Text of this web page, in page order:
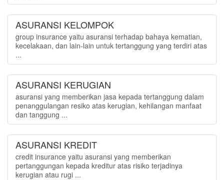
ASURANSI KELOMPOK
group insurance yaitu asuransi terhadap bahaya kematian,
kecelakaan, dan lain-lain untuk tertanggung yang terdiri atas
...
ASURANSI KERUGIAN
asuransi yang memberikan jasa kepada tertanggung dalam
penanggulangan resiko atas kerugian, kehilangan manfaat
dan tanggung ...
ASURANSI KREDIT
credit insurance yaitu asuransi yang memberikan
pertanggungan kepada kreditur atas risiko terjadinya
kerugian atau rugi ...